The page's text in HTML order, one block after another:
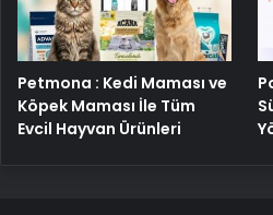
Petmona : Kedi Maması ve
Köpek Maması İle Tüm
Evcil Hayvan Ürünleri